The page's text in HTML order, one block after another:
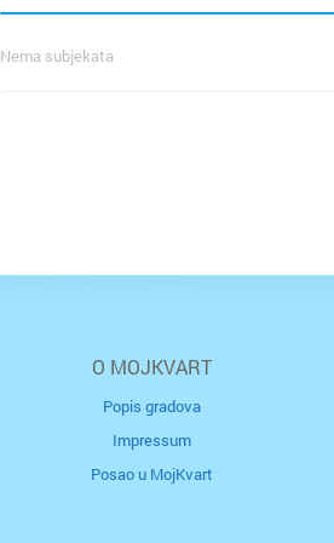
Nema subjekata
O MOJKVART
Popis gradova
Impressum
Posao u MojKvart